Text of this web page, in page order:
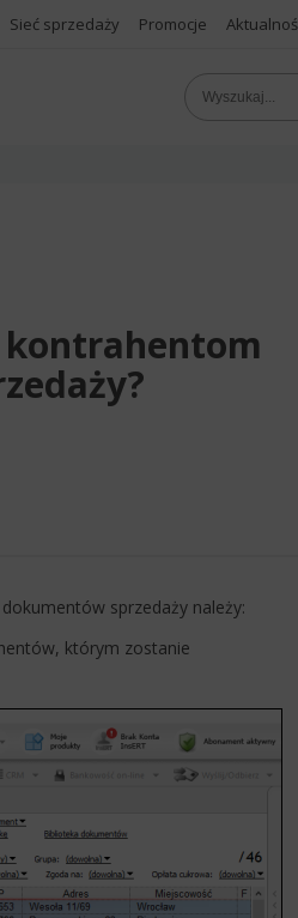
Sieć sprzedaży Promocje
kontrahentom
sprzedaży należy:
którym zostanie